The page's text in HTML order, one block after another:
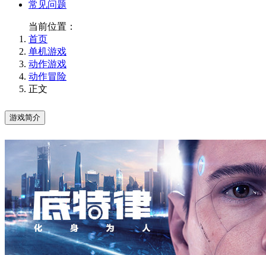
常见问题
当前位置：
首页
单机游戏
动作游戏
动作冒险
正文
游戏简介